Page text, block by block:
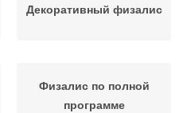
Декоративный физалис
Физалис по полной
программе